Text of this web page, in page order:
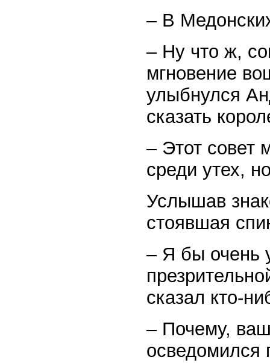
– В
– Ну что ж,
мгновение
улыбнулся
сказать
– Этот совет
среди утех,
Услышав
стоявшая
– Я бы очень
сказал кто-
– Почему,
осведомился